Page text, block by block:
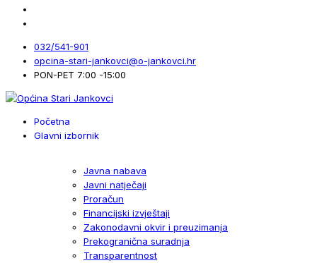
032/541-901
opcina-stari-jankovci@o-jankovci.hr
PON-PET 7:00 -15:00
Početna
Glavni izbornik
Javna nabava
Javni natječaji
Proračun
Financijski izvještaji
Zakonodavni okvir i preuzimanja
Prekogranična suradnja
Transparentnost